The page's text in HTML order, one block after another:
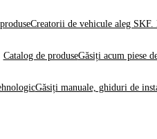
Creatorii de vehicule aleg SKF.
Catalog de produseGăsiți acum piese
Găsiți manuale, ghiduri de